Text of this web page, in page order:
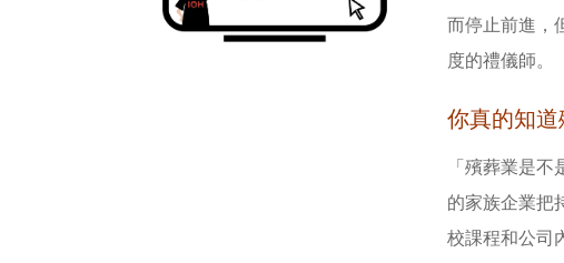
而停止前進，
度的禮儀師。
你真的知道
「殯葬業是
的家族企業把
校課程和公司